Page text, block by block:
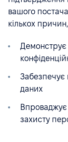
вашого
кількох
Демонструє
Забезпечує
даних
Впроваджує
захисту